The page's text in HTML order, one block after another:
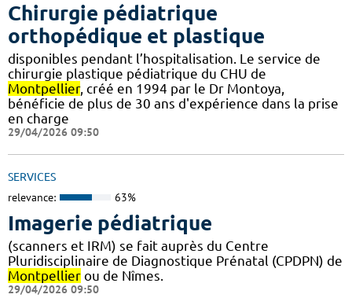
Chirurgie pédiatrique
orthopédique et plastique
disponibles pendant l’hospitalisation. Le service de
chirurgie plastique pédiatrique du CHU de
Montpellier, créé en 1994 par le Dr Montoya,
bénéficie de plus de 30 ans d'expérience dans la prise
en charge
29/04/2026 09:50
SERVICES
relevance: 63%
Imagerie pédiatrique
(scanners et IRM) se fait auprès du Centre
Pluridisciplinaire de Diagnostique Prénatal (CPDPN) de
Montpellier ou de Nîmes.
29/04/2026 09:50